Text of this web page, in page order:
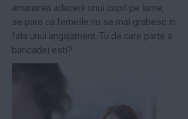
amanarea aducerii unui copil pe lume,
se pare ca femeile nu se mai grabesc in
fata unui angajament. Tu de care parte a
baricadei esti?